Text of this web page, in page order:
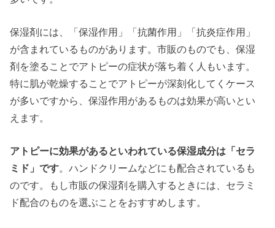
保湿剤には、「保湿作用」「抗菌作用」「抗炎症作用」
が含まれているものがあります。市販のものでも、保湿
剤を塗ることでアトピーの症状が落ち着く人もいます。
特に肌が乾燥することでアトピーが深刻化してくケース
が多いですから、保湿作用があるものは効果が高いとい
えます。
アトピーに効果があるといわれている保湿成分は「セラ
ミド」です。ハンドクリームなどにも配合されているも
のです。もし市販の保湿剤を購入するときには、セラミ
ド配合のものを選ぶことをおすすめします。